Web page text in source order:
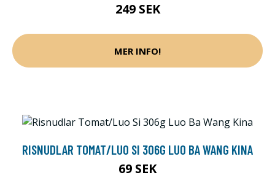
249 SEK
MER INFO!
RISNUDLAR TOMAT/LUO SI 306G LUO BA WANG KINA
69 SEK